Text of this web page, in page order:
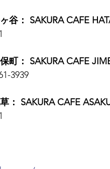
谷： SAKURA CAFE
町： SAKURA CAFE
3939
： SAKURA CAFE